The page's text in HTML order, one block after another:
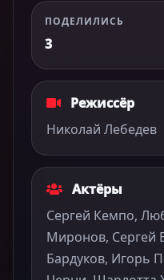
ПОДЕЛИЛИСЬ
3
Режиссёр
Николай Лебедев
Актёры
Сергей Кемпо,
Миронов, Сергей
Бардуков, Игорь